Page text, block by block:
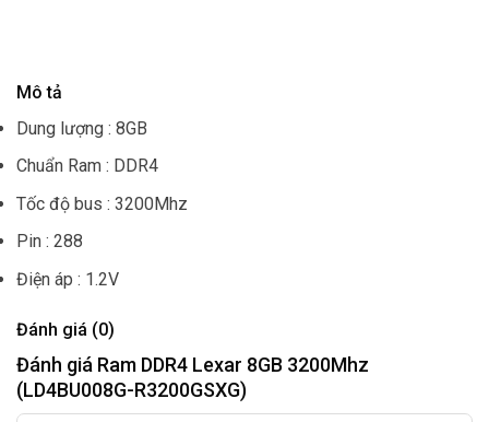
Mô tả
Dung lượng : 8GB
Chuẩn Ram : DDR4
Tốc độ bus : 3200Mhz
Pin : 288
Điện áp : 1.2V
Đánh giá (0)
Đánh giá Ram DDR4 Lexar 8GB 3200Mhz
(LD4BU008G-R3200GSXG)